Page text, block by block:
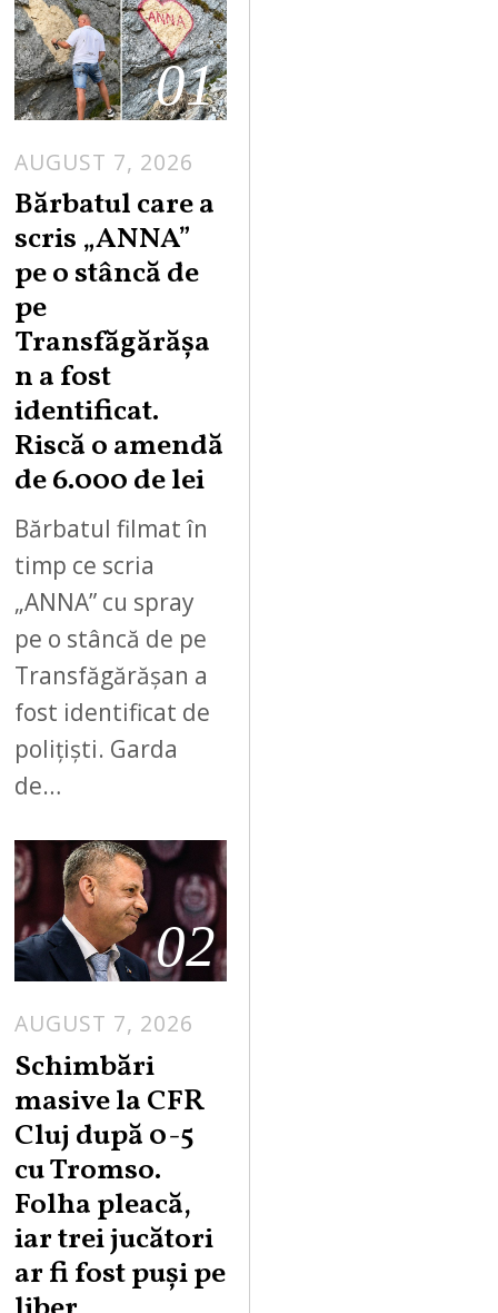
01
AUGUST 7, 2026
Bărbatul care a
scris „ANNA”
pe o stâncă de
pe
Transfăgărășa
n a fost
identificat.
Riscă o amendă
de 6.000 de lei
Bărbatul filmat în
timp ce scria
„ANNA” cu spray
pe o stâncă de pe
Transfăgărășan a
fost identificat de
polițiști. Garda
de…
02
AUGUST 7, 2026
Schimbări
masive la CFR
Cluj după 0-5
cu Tromso.
Folha pleacă,
iar trei jucători
ar fi fost puși pe